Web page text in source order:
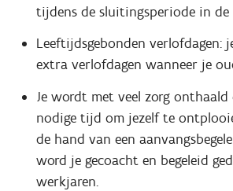
tijdens de sluitingsperiode in de
Leeftijdsgebonden verlofdagen:
extra verlofdagen wanneer je
Je wordt met veel zorg
nodige tijd om jezelf te
de hand van een
word je gecoacht en begeleid
werkjaren.